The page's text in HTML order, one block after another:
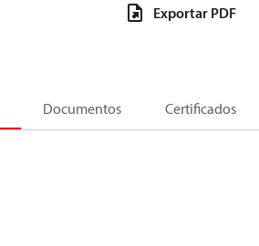
Exportar PDF
Documentos Certificados